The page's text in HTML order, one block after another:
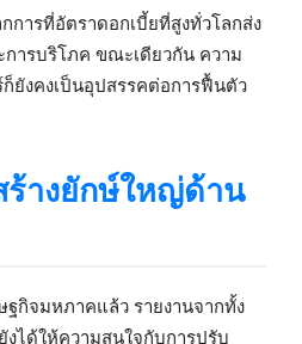
การที่อัตราดอกเบี้ยที่สูงทั่วโลกส่ง
ารบริโภค ขณะเดียวกัน ความ
ยังคงเป็นอุปสรรคต่อการฟื้นตัว
ร้างยักษ์ใหญ่ด้าน
ฐกิจมหภาคแล้ว รายงานจากทั้ง
ได้ให้ความสนใจกับการปรับ